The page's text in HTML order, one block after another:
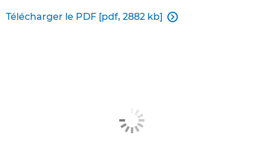
Télécharger le PDF [pdf, 2882 kb] 